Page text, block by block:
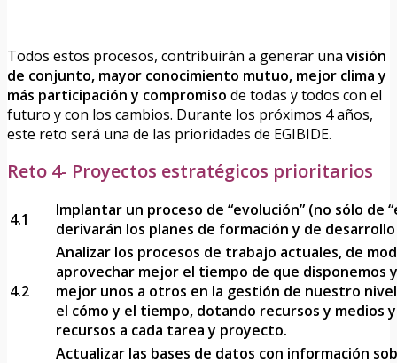
Todos estos procesos, contribuirán a generar una visión
de conjunto, mayor conocimiento mutuo, mejor clima y
más participación y compromiso de todas y todos con el
futuro y con los cambios. Durante los próximos 4 años,
este reto será una de las prioridades de EGIBIDE.
Reto 4- Proyectos estratégicos prioritarios
4.1
Implantar un proceso de “evolución” (no sólo de
derivarán los planes de formación y de
4.2
Analizar los procesos de trabajo actuales, de
aprovechar mejor el tiempo de que disponemos
mejor unos a otros en la gestión de nuestro
el cómo y el tiempo, dotando recursos y medios
recursos a cada tarea y proyecto.
Actualizar las bases de datos con información